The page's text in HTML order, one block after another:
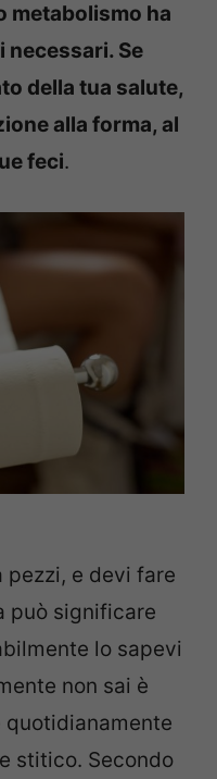
metabolismo ha
Se
della tua salute,
alla forma, al
feci.
pezzi, e devi fare
può significare
lo sapevi
non sai è
stitico. Secondo